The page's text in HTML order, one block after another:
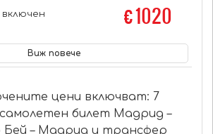
включен
€ 1020
Виж повече
цени включват: 7
билет Мадрид –
– Мадрид и трансфер